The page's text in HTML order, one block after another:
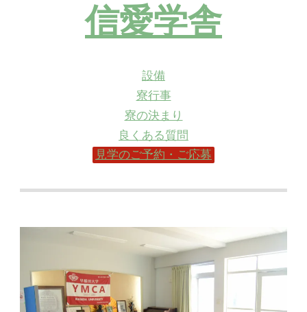
信愛学舎
設備
寮行事
寮の決まり
良くある質問
見学のご予約・ご応募